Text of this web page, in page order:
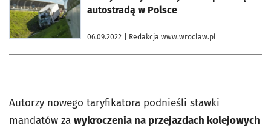
autostradą w Polsce
06.09.2022 | Redakcja www.wroclaw.pl
Autorzy nowego taryfikatora podnieśli stawki
mandatów za wykroczenia na przejazdach kolejowych